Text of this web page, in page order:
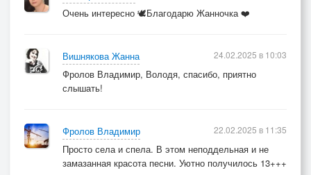
Очень интересно 🕊️Благодарю Жанночка ❤️
Вишнякова Жанна
Фролов Владимир, Володя, спасибо, приятно
слышать!
24.02.2025 в 10:03
Фролов Владимир
Просто села и спела. В этом неподдельная и не
замазанная красота песни. Уютно получилось 13+++
22.02.2025 в 11:35